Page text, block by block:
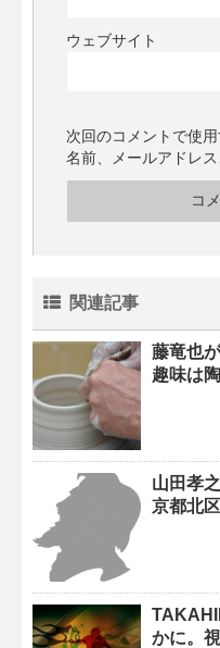
ウェブサイト
次回のコメントで使
名前、メールアドレス
関連記事
藤竜也
趣味は
山田孝
京都北
かに。